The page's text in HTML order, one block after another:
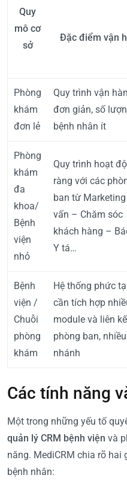
Quy
mô cơ
sở
Đặc điểm vận
Phòng
khám
đơn lẻ
Quy trình vận
đơn giản, số
bệnh nhân ít
Phòng
khám
đa
khoa/
Bệnh
viện
nhỏ
Quy trình hoạt
ràng với các
ban từ
vấn – Chăm sóc
khách hàng –
Y tá…
Bệnh
viện /
Chuỗi
phòng
khám
Hệ thống phức
cần tích hợp
module và liên
phòng ban,
nhánh
Các tính năng
Một trong những yếu tố
quản lý CRM bệnh viện và
năng. MediCRM chia rõ
bệnh nhân: